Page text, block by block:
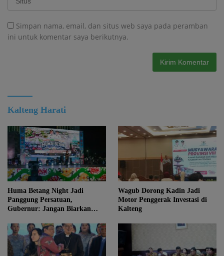
Simpan nama, email, dan situs web saya pada peramban
ini untuk komentar saya berikutnya.
Kalteng Harati
Huma Betang Night Jadi
Panggung Persatuan,
Gubernur: Jangan Biarkan
Kalteng
Wagub Dorong Kadin Jadi
Motor Penggerak Investasi di
Kalteng